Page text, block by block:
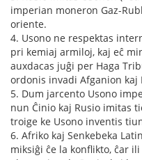
imperian moneron Gaz-
oriente.
4. Usono ne respektas
pri kemiaj armiloj, kaj eĉ
auxdacas juĝi per Haga
ordonis invadi Afganion kaj
5. Dum jarcento Usono
nun Ĉinio kaj Rusio imitas
troige ke Usono inventis
6. Afriko kaj Senkebeka
miksiĝi ĉe la konflikto, ĉar